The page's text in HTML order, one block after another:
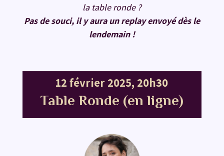
la table ronde ?
Pas de souci, il y aura un replay envoyé dès le
lendemain !
12 février 2025, 20h30
Table Ronde (en ligne)